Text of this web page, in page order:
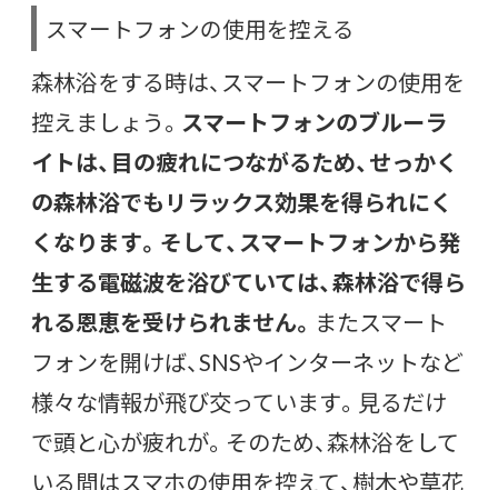
スマートフォンの使用を控える
森林浴をする時は、スマートフォンの使用を
控えましょう。 スマートフォンのブルーラ
イトは、目の疲れにつながるため、せっかく
の森林浴でもリラックス効果を得られにく
くなります。そして、スマートフォンから発
生する電磁波を浴びていては、森林浴で得ら
れる恩恵を受けられません。 またスマート
フォンを開けば、SNSやインターネットなど
様々な情報が飛び交っています。見るだけ
で頭と心が疲れが。そのため、森林浴をして
いる間はスマホの使用を控えて、樹木や草花